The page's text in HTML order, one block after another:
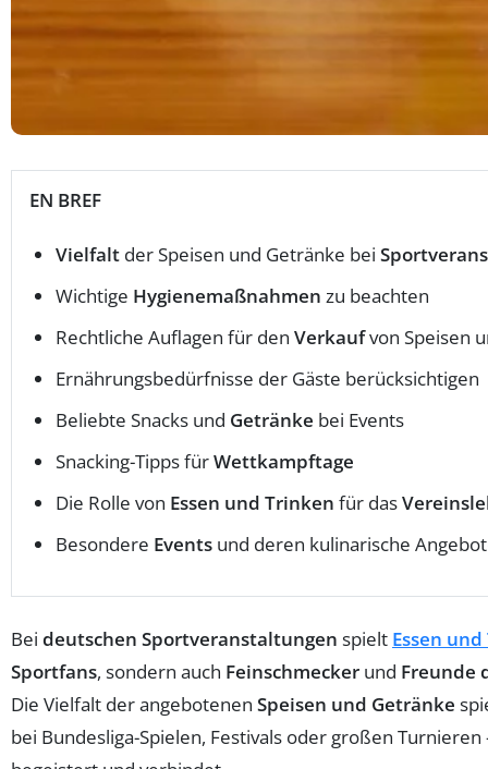
EN BREF
Vielfalt der Speisen und Getränke bei
Wichtige Hygienemaßnahmen zu beachten
Rechtliche Auflagen für den Verkaufvon Speisen
Ernährungsbedürfnisse der Gäste berücksichtigen
Beliebte Snacks und Getränke bei Events
Snacking-Tipps fürWettkampftage
Die Rolle von Essen und Trinken für das
Besondere Events und deren kulinarische
Bei deutschen Sportveranstaltungen spielt Essen
Sportfans, sondern auch Feinschmecker und Freunde
Die Vielfalt der angebotenen Speisen und Getränke
bei Bundesliga-Spielen, Festivals oder großen